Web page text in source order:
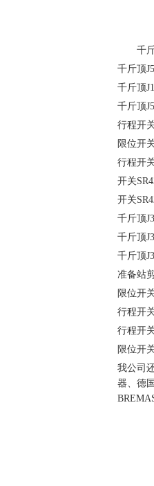
千斤
千斤顶
千斤顶
千斤顶
行程开
限位开
行程开
开关
开关
千斤顶
千斤顶
千斤顶
准备站
限位开
行程开
行程开
限位开
我公司
器、德